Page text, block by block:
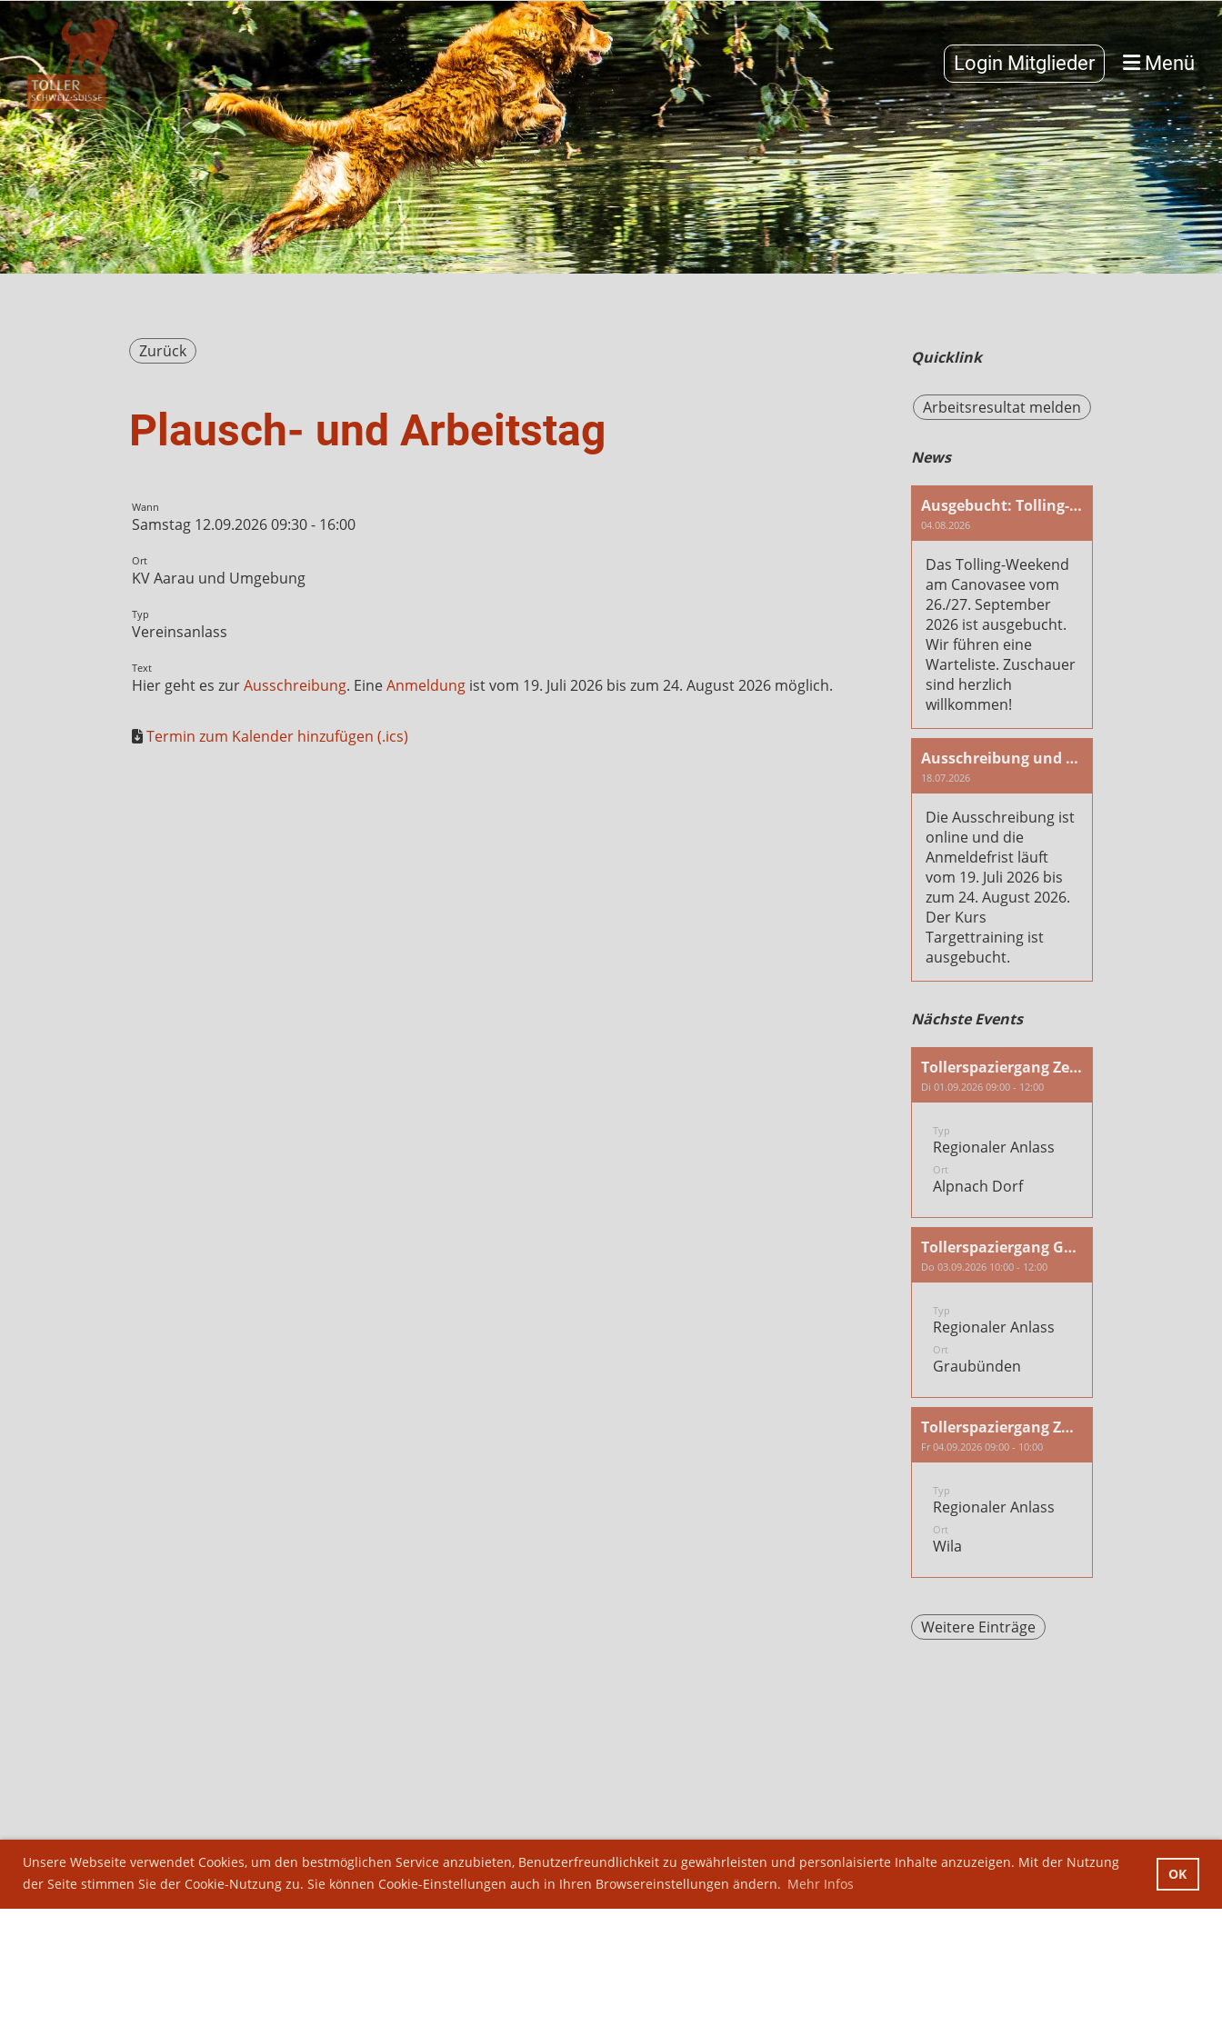
Unsere Webseite verwendet Cookies, um den bestmöglichen Service anzubieten, Benutzerfreundlichkeit zu gewährleisten und personlaisierte Inhalte anzuzeigen. Mit der Nutzung
der Seite stimmen Sie der Cookie-Nutzung zu. Sie können Cookie-Einstellungen auch in Ihren Browsereinstellungen ändern. Mehr Infos
OK
Login Mitglieder Menü
Zurück
Plausch- und Arbeitstag
Wann
Samstag 12.09.2026 09:30 - 16:00
Ort
KV Aarau und Umgebung
Typ
Vereinsanlass
Text
Hier geht es zurAusschreibung. EineAnmeldung ist vom 19. Juli 2026 bis zum 24. August 2026 möglich.
Termin zum Kalender hinzufügen (.ics)
Quicklink
Arbeitsresultat melden
News
Ausgebucht: Tolling-Weekend am Canovasee
04.08.2026
Das Tolling-Weekend
am Canovasee vom
26./27. September
2026 ist ausgebucht.
Wir führen eine
Warteliste. Zuschauer
sind herzlich
willkommen!
Ausschreibung und Anmeldung Plausch- und Arbeitstag 2026
18.07.2026
Die Ausschreibung ist
online und die
Anmeldefrist läuft
vom 19. Juli 2026 bis
zum 24. August 2026.
Der Kurs
Targettraining ist
ausgebucht.
Nächste Events
Tollerspaziergang Zentralschweiz
Di 01.09.2026 09:00 - 12:00
Typ
Regionaler Anlass
Ort
Alpnach Dorf
Tollerspaziergang Graubünden
Do 03.09.2026 10:00 - 12:00
Typ
Regionaler Anlass
Ort
Graubünden
Tollerspaziergang Zürich/Töss
Fr 04.09.2026 09:00 - 10:00
Typ
Regionaler Anlass
Ort
Wila
Weitere Einträge